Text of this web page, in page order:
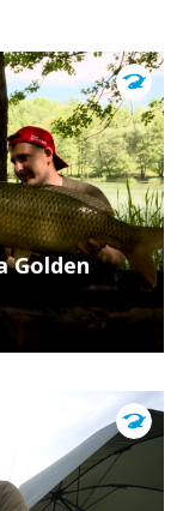
Golden